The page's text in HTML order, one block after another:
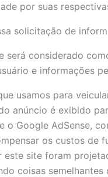
por suas
solicitação de
será considerado
e informações
usamos para
anúncio é exibido
o Google AdSense,
os custos de
site foram
coisas